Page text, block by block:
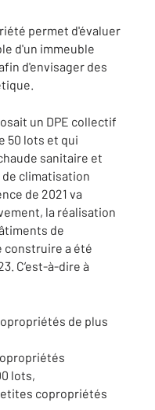
permet d'évaluer
d'un immeuble
d'envisager des
un DPE collectif
50 lots et qui
sanitaire et
de climatisation
de 2021 va
la réalisation
de
construire a été
C’est-à-dire à
de plus
lots,
copropriétés